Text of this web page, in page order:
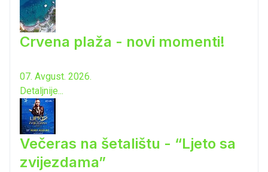
Crvena plaža - novi momenti!
07. Avgust. 2026.
Detaljnije...
Večeras na šetalištu - “Ljeto sa
zvijezdama”